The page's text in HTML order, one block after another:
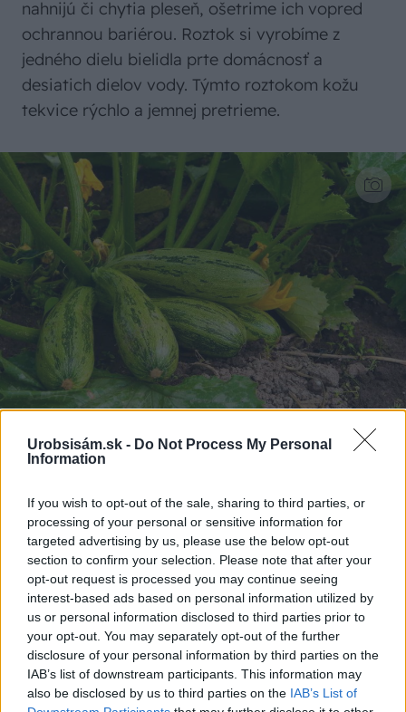
Urobsisám.sk - Do Not Process My Personal
Information
If you wish to opt-out of the sale, sharing to third parties, or
processing of your personal or sensitive information for
targeted advertising by us, please use the below opt-out
section to confirm your selection. Please note that after your
opt-out request is processed you may continue seeing
interest-based ads based on personal information utilized by
us or personal information disclosed to third parties prior to
your opt-out. You may separately opt-out of the further
disclosure of your personal information by third parties on the
IAB’s list of downstream participants. This information may
also be disclosed by us to third parties on the IAB’s List of
nahnijú či chytia pleseň, ošetrime ich vopred
ochrannou bariérou. Roztok si vyrobíme z
jedného dielu bielidla prte domácnosť a
desiatich dielov vody. Týmto roztokom kožu
tekvice rýchlo a jemnej pretrieme.
Zdroj: iStock
Sabína Zavarská
Foto: istock
Komentovať Zdieľať
Zelenina a ovocie
Múčnatka tekvice pestovanie tekvice
vertikálne pestovanie zber tekvice